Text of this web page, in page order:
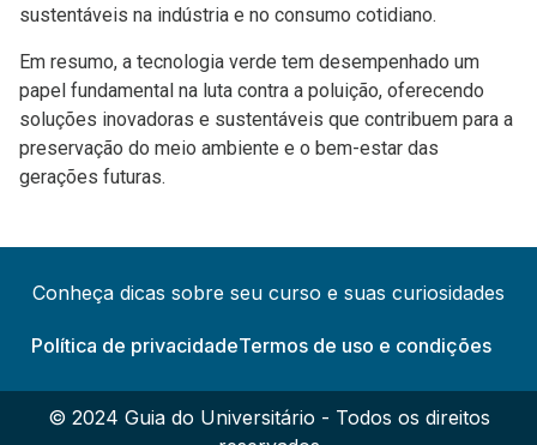
sustentáveis na indústria e no consumo cotidiano.
Em resumo, a tecnologia verde tem desempenhado um
papel fundamental na luta contra a poluição, oferecendo
soluções inovadoras e sustentáveis que contribuem para a
preservação do meio ambiente e o bem-estar das
gerações futuras.
Conheça dicas sobre seu curso e suas curiosidades
Política de privacidadeTermos de uso e condições
© 2024 Guia do Universitário - Todos os direitos